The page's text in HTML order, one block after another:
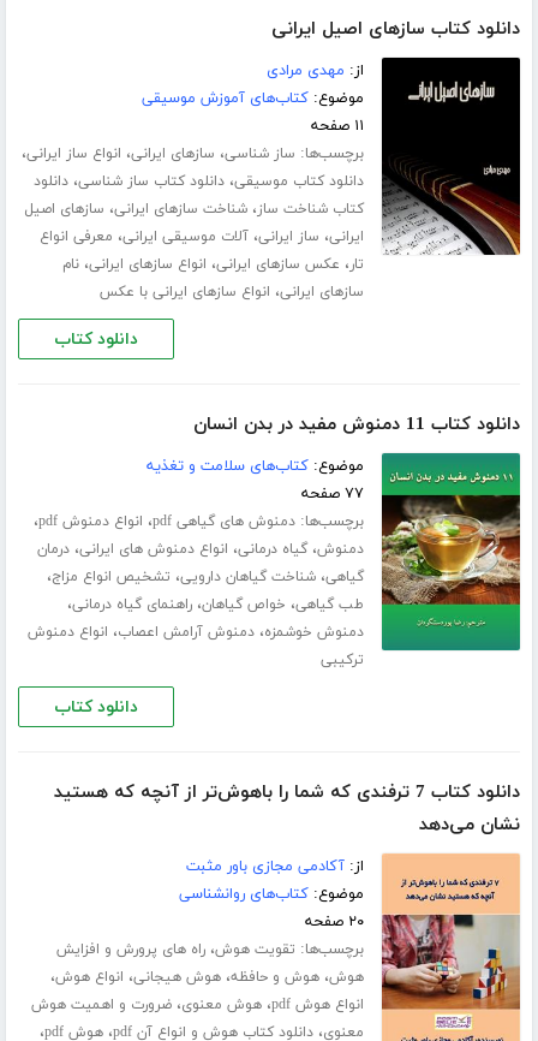
دانلود کتاب سازهای اصیل ایرانی
از: مهدی مرادی
موضوع:کتاب‌های آموزش موسیقی
۱۱ صفحه
برچسب‌ها: ساز شناسی، سازهای ایرانی، انواع ساز ایرانی،
دانلود کتاب موسیقی،دانلود کتاب ساز شناسی،دانلود
کتاب شناخت ساز،شناخت سازهای ایرانی، سازهای اصیل
ایرانی، ساز ایرانی،آلات موسیقی ایرانی، معرفی انواع
تار، عکس سازهای ایرانی، انواع سازهای ایرانی،نام
سازهای ایرانی، انواع سازهای ایرانی با عکس
دانلود کتاب
دانلود کتاب 11 دمنوش مفید در بدن انسان
موضوع:کتاب‌های سلامت و تغذیه
۷۷ صفحه
برچسب‌ها:دمنوش های گیاهی pdf ، انواع دمنوش pdf ،
دمنوش،گیاه درمانی، انواع دمنوش های ایرانی،درمان
گیاهی،شناخت گیاهان دارویی، تشخیص انواع مزاج،
طب گیاهی، خواص گیاهان،راهنمای گیاه درمانی،
دمنوش خوشمزه،دمنوش آرامش اعصاب، انواع دمنوش
ترکیبی
دانلود کتاب
دانلود کتاب 7 ترفندی که شما را باهوش‌‌تر از آنچه که هستید
نشان می‌دهد
از:آکادمی مجازی باور مثبت
موضوع:کتاب‌های روانشناسی
۲۰ صفحه
برچسب‌ها: تقویت هوش،راه های پرورش و افزایش
هوش،هوش و حافظه،هوش هیجانی، انواع هوش،
انواع هوش pdf ،هوش معنوی،ضرورت و اهمیت هوش
معنوی،دانلود کتاب هوش و انواع آن pdf ،هوش pdf ،